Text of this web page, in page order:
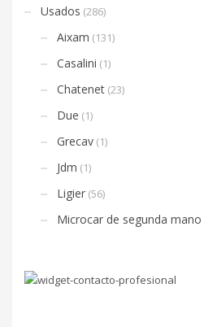
Usados (286)
Aixam (131)
Casalini (1)
Chatenet (23)
Due (1)
Grecav (1)
Jdm (1)
Ligier (56)
Microcar de segunda mano